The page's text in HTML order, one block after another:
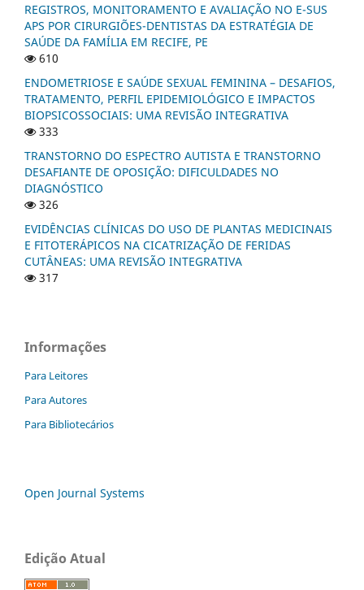
REGISTROS, MONITORAMENTO E AVALIAÇÃO NO E-SUS
APS POR CIRURGIÕES-DENTISTAS DA ESTRATÉGIA DE
SAÚDE DA FAMÍLIA EM RECIFE, PE
610
ENDOMETRIOSE E SAÚDE SEXUAL FEMININA – DESAFIOS,
TRATAMENTO, PERFIL EPIDEMIOLÓGICO E IMPACTOS
BIOPSICOSSOCIAIS: UMA REVISÃO INTEGRATIVA
333
TRANSTORNO DO ESPECTRO AUTISTA E TRANSTORNO
DESAFIANTE DE OPOSIÇÃO: DIFICULDADES NO
DIAGNÓSTICO
326
EVIDÊNCIAS CLÍNICAS DO USO DE PLANTAS MEDICINAIS
E FITOTERÁPICOS NA CICATRIZAÇÃO DE FERIDAS
CUTÂNEAS: UMA REVISÃO INTEGRATIVA
317
Informações
Para Leitores
Para Autores
Para Bibliotecários
Open Journal Systems
Edição Atual